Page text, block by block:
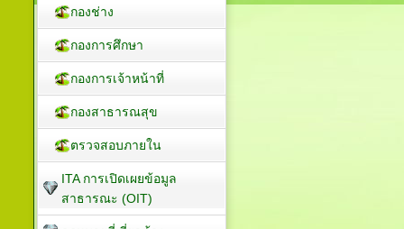
กองช่าง
กองการศึกษา
กองการเจ้าหน้าที่
กองสาธารณสุข
ตรวจสอบภายใน
ITA การเปิดเผยข้อมูล
สาธารณะ (OIT)